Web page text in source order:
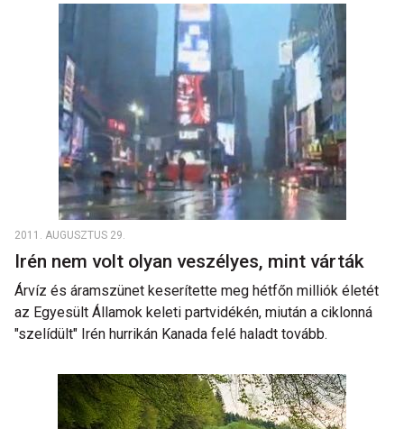
2011. AUGUSZTUS 29.
Irén nem volt olyan veszélyes, mint várták
Árvíz és áramszünet keserítette meg hétfőn milliók életét
az Egyesült Államok keleti partvidékén, miután a ciklonná
"szelídült" Irén hurrikán Kanada felé haladt tovább.